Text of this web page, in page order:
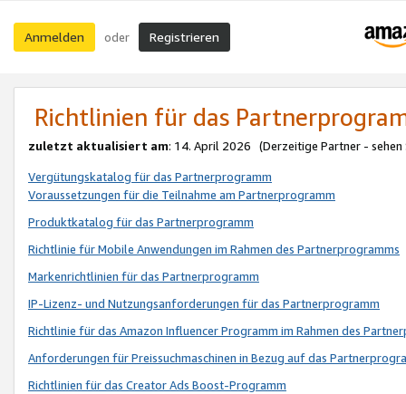
Anmelden oder Registrieren
Richtlinien für das
zuletzt aktualisiert am: 14. April 2026 (Derzeitige Partner - sehen
Vergütungskatalog für das Partnerprogramm
Voraussetzungen für die Teilnahme am Partnerprogramm
Produktkatalog für das Partnerprogramm
Richtlinie für Mobile Anwendungen im Rahmen des Partnerprogramms
Markenrichtlinien für das Partnerprogramm
IP-Lizenz- und Nutzungsanforderungen für das Partnerprogramm
Richtlinie für das Amazon Influencer Programm im Rahmen des
Anforderungen für Preissuchmaschinen in Bezug auf das
Richtlinien für das Creator Ads Boost-Programm